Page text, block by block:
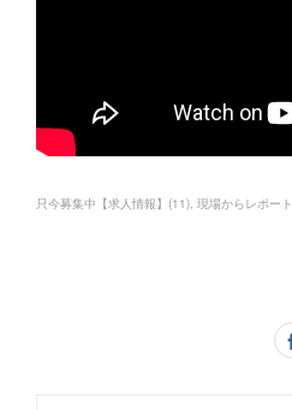
只今募集中【求人情報】 (11) 現場からレポート